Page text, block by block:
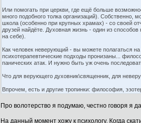
Или помогать при церкви, где ещё больше
много подобного толка организаций). Собственно,
школа (особенно при крупных храмах) - со своей
друзей найдёте. Духовная жизнь - один из
на себе).
Как человек неверующий - вы можете полагаться
психотерапевтические подходы пронизаны...
панических атак. И нужно быть уж очень
Что для верующего духовник\священник, для
Впрочем, есть и другие тропинки: философия,
Про волотерство я подумаю, честно говоря я
На данный момент хожу к психологу. Когда